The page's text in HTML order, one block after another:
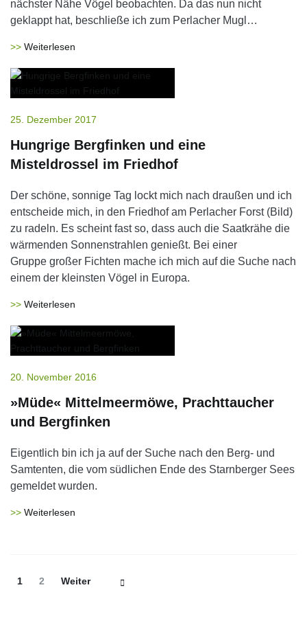
nächster Nähe Vögel beobachten. Da das nun nicht
geklappt hat, beschließe ich zum Perlacher Mugl…
Weiterlesen
25. Dezember 2017
Hungrige Bergfinken und eine
Misteldrossel im Friedhof
Der schöne, sonnige Tag lockt mich nach draußen und ich
entscheide mich, in den Friedhof am Perlacher Forst (Bild)
zu radeln. Es scheint fast so, dass auch die Saatkrähe die
wärmenden Sonnenstrahlen genießt. Bei einer
Gruppe großer Fichten mache ich mich auf die Suche nach
einem der kleinsten Vögel in Europa.
Weiterlesen
20. November 2016
»Müde« Mittelmeermöwe, Prachttaucher
und Bergfinken
Eigentlich bin ich ja auf der Suche nach den Berg- und
Samtenten, die vom südlichen Ende des Starnberger Sees
gemeldet wurden.
Weiterlesen
Beitrags-
Seite
1 Seite
2 Weiter